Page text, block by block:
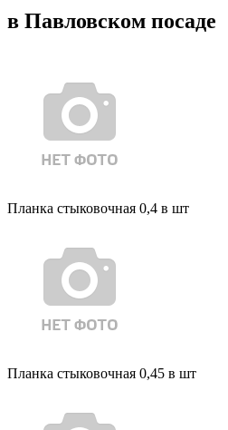
в Павловском посаде
Планка стыковочная 0,4 в шт
Планка стыковочная 0,45 в шт